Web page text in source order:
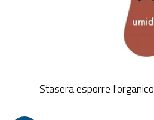
Stasera esporre l'organico